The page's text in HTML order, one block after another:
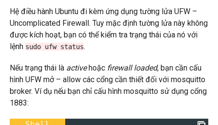
Hệ điều hành Ubuntu đi kèm ứng dụng tường lửa UFW –
Uncomplicated Firewall. Tuy mặc định tường lửa này không
được kích hoạt, bạn có thể kiểm tra trạng thái của nó với
lệnh sudo ufw status.
Nếu trạng thái là activehoặc firewall loaded, bạn cần cấu
hình UFW mở – allow các cổng cần thiết đối với mosquitto
broker. Ví dụ nếu bạn chỉ cấu hình mosquitto sử dụng cổng
1883: